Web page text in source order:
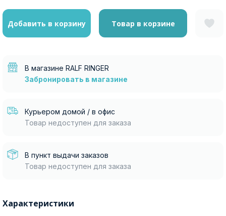
Добавить в корзину Товар в корзине
В магазине RALF RINGER
Забронировать в магазине
Курьером домой / в офис
Товар недоступен для заказа
В пункт выдачи заказов
Товар недоступен для заказа
Характеристики